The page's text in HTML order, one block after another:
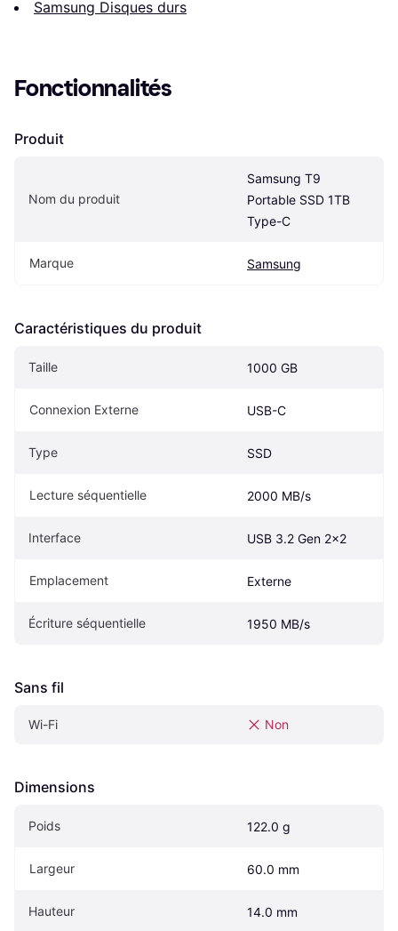
Samsung Disques durs
Fonctionnalités
Produit
Nom du produit
Samsung T9
Portable SSD 1TB
Type-C
Marque Samsung
Caractéristiques du produit
Taille 1000 GB
Connexion Externe USB-C
Type SSD
Lecture séquentielle 2000 MB/s
Interface USB 3.2 Gen 2x2
Emplacement Externe
Écriture séquentielle 1950 MB/s
Sans fil
Wi-Fi Non
Dimensions
Poids 122.0 g
Largeur 60.0 mm
Hauteur 14.0 mm